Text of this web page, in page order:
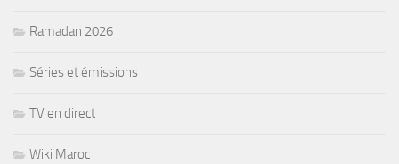
Ramadan 2026
Séries et émissions
TV en direct
Wiki Maroc